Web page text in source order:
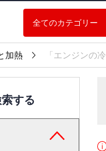
全てのカテゴリー
加熱 「エンジンの
する